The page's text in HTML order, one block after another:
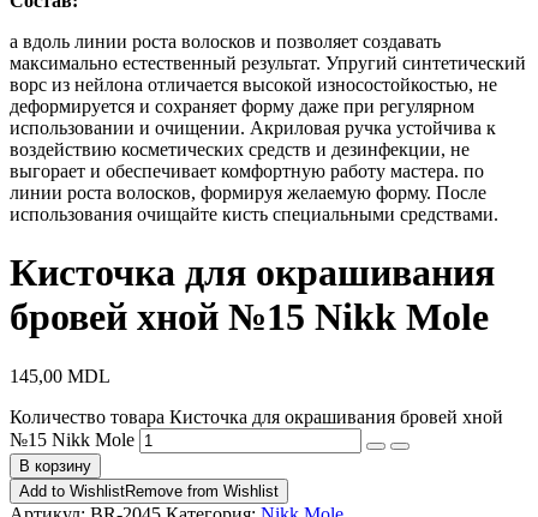
а вдоль линии роста волосков и позволяет создавать
максимально естественный результат. Упругий синтетический
ворс из нейлона отличается высокой износостойкостью, не
деформируется и сохраняет форму даже при регулярном
использовании и очищении. Акриловая ручка устойчива к
воздействию косметических средств и дезинфекции, не
выгорает и обеспечивает комфортную работу мастера. по
линии роста волосков, формируя желаемую форму. После
использования очищайте кисть специальными средствами.
Кисточка для окрашивания
бровей хной №15 Nikk Mole
145,00 MDL
Количество товара Кисточка для окрашивания бровей хной
№15 Nikk Mole
В корзину
Add to WishlistRemove from Wishlist